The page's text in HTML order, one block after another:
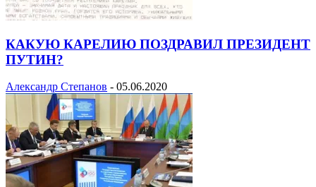
КАКУЮ КАРЕЛИЮ ПОЗДРАВИЛ ПРЕЗИДЕНТ
ПУТИН?
Александр Степанов - 05.06.2020